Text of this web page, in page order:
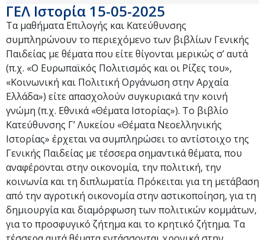
ΓΕΛ Ιστορία 15-05-2025
Τα μαθήματα Επιλογής και Κατεύθυνσης
συμπληρώνουν το περιεχόμενο των βιβλίων Γενικής
Παιδείας με θέματα που είτε θίγονται μερικώς σ’ αυτά
(π.χ. «Ο Ευρωπαϊκός Πολιτισμός και οι Ρίζες του»,
«Κοινωνική και Πολιτική Οργάνωση στην Αρχαία
Ελλάδα») είτε απασχολούν συγκυριακά την κοινή
γνώμη (π.χ. Εθνικά «Θέματα Ιστορίας»). Το βιβλίο
Κατεύθυνσης Γ’ Λυκείου «Θέματα Νεοελληνικής
Ιστορίας» έρχεται να συμπληρώσει το αντίστοιχο της
Γενικής Παιδείας με τέσσερα σημαντικά θέματα, που
αναφέρονται στην οικονομία, την πολιτική, την
κοινωνία και τη διπλωματία. Πρόκειται για τη μετάβαση
από την αγροτική οικονομία στην αστικοποίηση, για τη
δημιουργία και διαμόρφωση των πολιτικών κομμάτων,
για το προσφυγικό ζήτημα και το κρητικό ζήτημα. Τα